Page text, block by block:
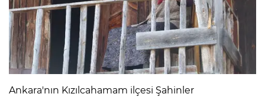
Ankara'nın Kızılcahamam ilçesi Şahinler